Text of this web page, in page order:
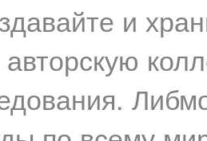
и
авторскую